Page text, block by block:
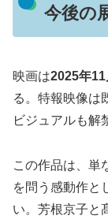
今後の
映画は2025年11
る。特報映像は
ビジュアルも解
この作品は、単
を問う感動作と
い。芳根京子と